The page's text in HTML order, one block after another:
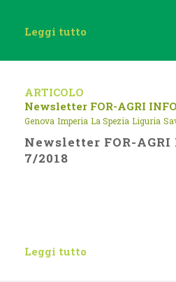
Leggi tutto
ARTICOLO
Newsletter FOR-AGRI
Genova Imperia La Spezia Liguria
Newsletter FOR-AGRI
7/2018
Leggi tutto